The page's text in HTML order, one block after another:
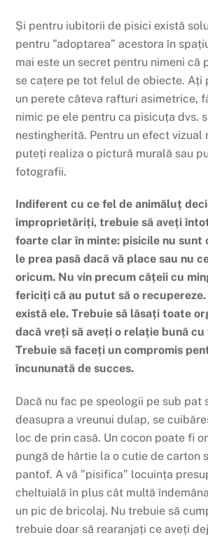
Și pentru iubitorii de pisici există
pentru ”adoptarea” acestora în
mai este un secret pentru nimeni că
se cațere pe tot felul de obiecte. Ați
un perete câteva rafturi asimetrice,
nimic pe ele pentru ca pisicuța dvs.
nestingherită. Pentru un efect vizual
puteți realiza o pictură murală sau
fotografii.
Indiferent cu ce fel de animăluț
împroprietăriți, trebuie să aveți
foarte clar în minte: pisicile nu sunt
le prea pasă dacă vă place sau nu
oricum. Nu vin precum cățeii cu
fericiți că au putut să o
există ele. Trebuie să lăsați toate
dacă vreți să aveți o relație bună cu
Trebuie să faceți un compromis
încununată de succes.
Dacă nu fac pe speologii pe sub pat
deasupra a vreunui dulap, se
loc de prin casă. Un cocon poate fi
pungă de hârtie la o cutie de carton
pantof. A vă ”pisifica” locuința
cheltuială în plus cât multă
un pic de bricolaj. Nu trebuie să
trebuie doar să rearanjați ce aveți